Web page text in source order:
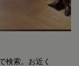
検索。お近く